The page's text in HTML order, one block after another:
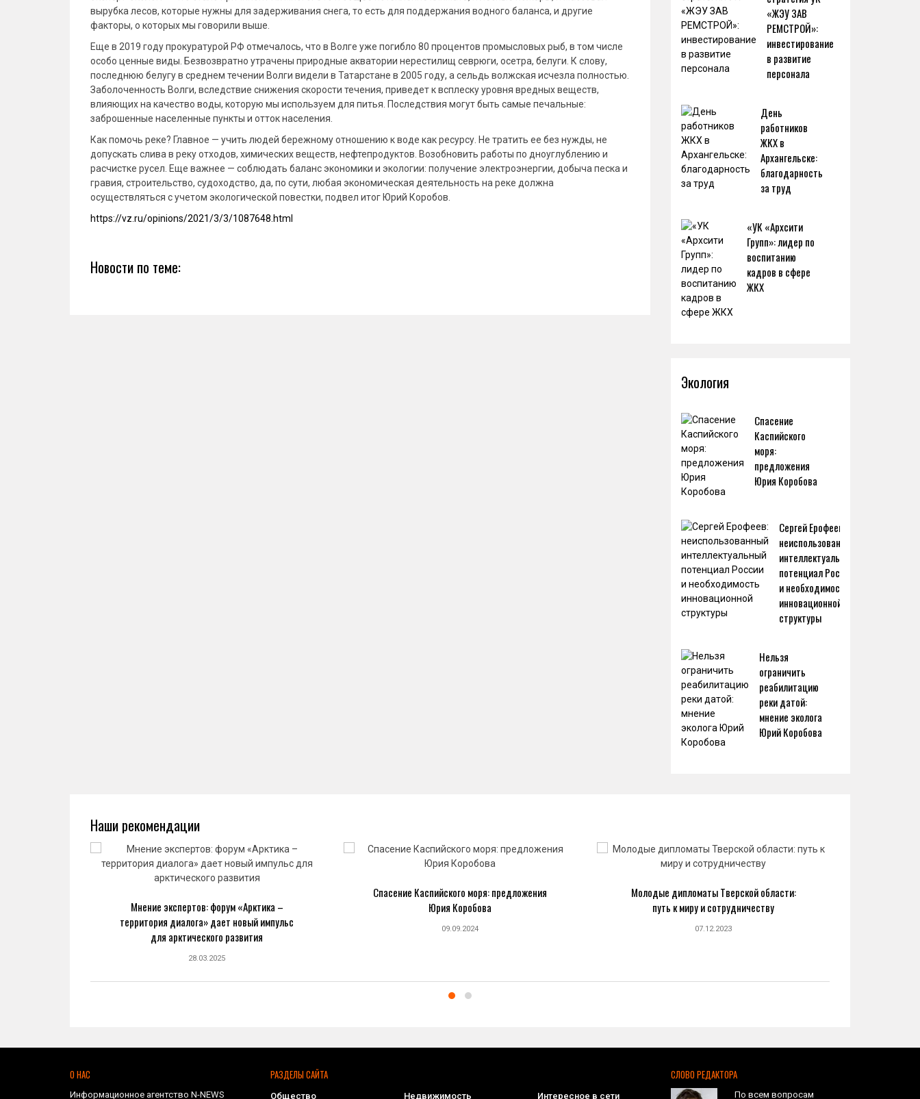
вырубка лесов, которые нужны для задерживания снега, то есть для поддержания водного баланса, и другие
факторы, о которых мы говорили выше.
Еще в 2019 году прокуратурой РФ отмечалось, что в Волге уже погибло 80 процентов промысловых рыб, в том числе
особо ценные виды. Безвозвратно утрачены природные акватории нерестилищ севрюги, осетра, белуги. К слову,
последнюю белугу в среднем течении Волги видели в Татарстане в 2005 году, а сельдь волжская исчезла полностью.
Заболоченность Волги, вследствие снижения скорости течения, приведет к всплеску уровня вредных веществ,
влияющих на качество воды, которую мы используем для питья. Последствия могут быть самые печальные:
заброшенные населенные пункты и отток населения.
Как помочь реке? Главное — учить людей бережному отношению к воде как ресурсу. Не тратить ее без нужды, не
допускать слива в реку отходов, химических веществ, нефтепродуктов. Возобновить работы по дноуглублению и
расчистке русел. Еще важнее — соблюдать баланс экономики и экологии: получение электроэнергии, добыча песка и
гравия, строительство, судоходство, да, по сути, любая экономическая деятельность на реке должна
осуществляться с учетом экологической повестки, подвел итог Юрий Коробов.
https://vz.ru/opinions/2021/3/3/1087648.html
Новости по теме:
«ЖЭУ ЗАВ
РЕМСТРОЙ»:
инвестирование
в развитие
персонала
День
работников
ЖКХ в
Архангельске:
благодарность
за труд
«УК «Архсити
Групп»: лидер по
воспитанию
кадров в сфере
ЖКХ
Экология
Спасение
Каспийского
моря:
предложения
Юрия Коробова
Сергей Ерофеев:
неиспользованный
интеллектуальный
потенциал России
и необходимость
инновационной
структуры
Нельзя
ограничить
реабилитацию
реки датой:
мнение эколога
Юрий Коробова
Наши рекомендации
Мнение экспертов: форум «Арктика –
территория диалога» дает новый импульс
для арктического развития
28.03.2025
Спасение Каспийского моря: предложения
Юрия Коробова
09.09.2024
Молодые дипломаты Тверской области:
путь к миру и сотрудничеству
07.12.2023
О НАС
Информационное агентство N-NEWS
РАЗДЕЛЫ САЙТА
Общество Недвижимость Интересное в сети
СЛОВО РЕДАКТОРА
По всем вопросам